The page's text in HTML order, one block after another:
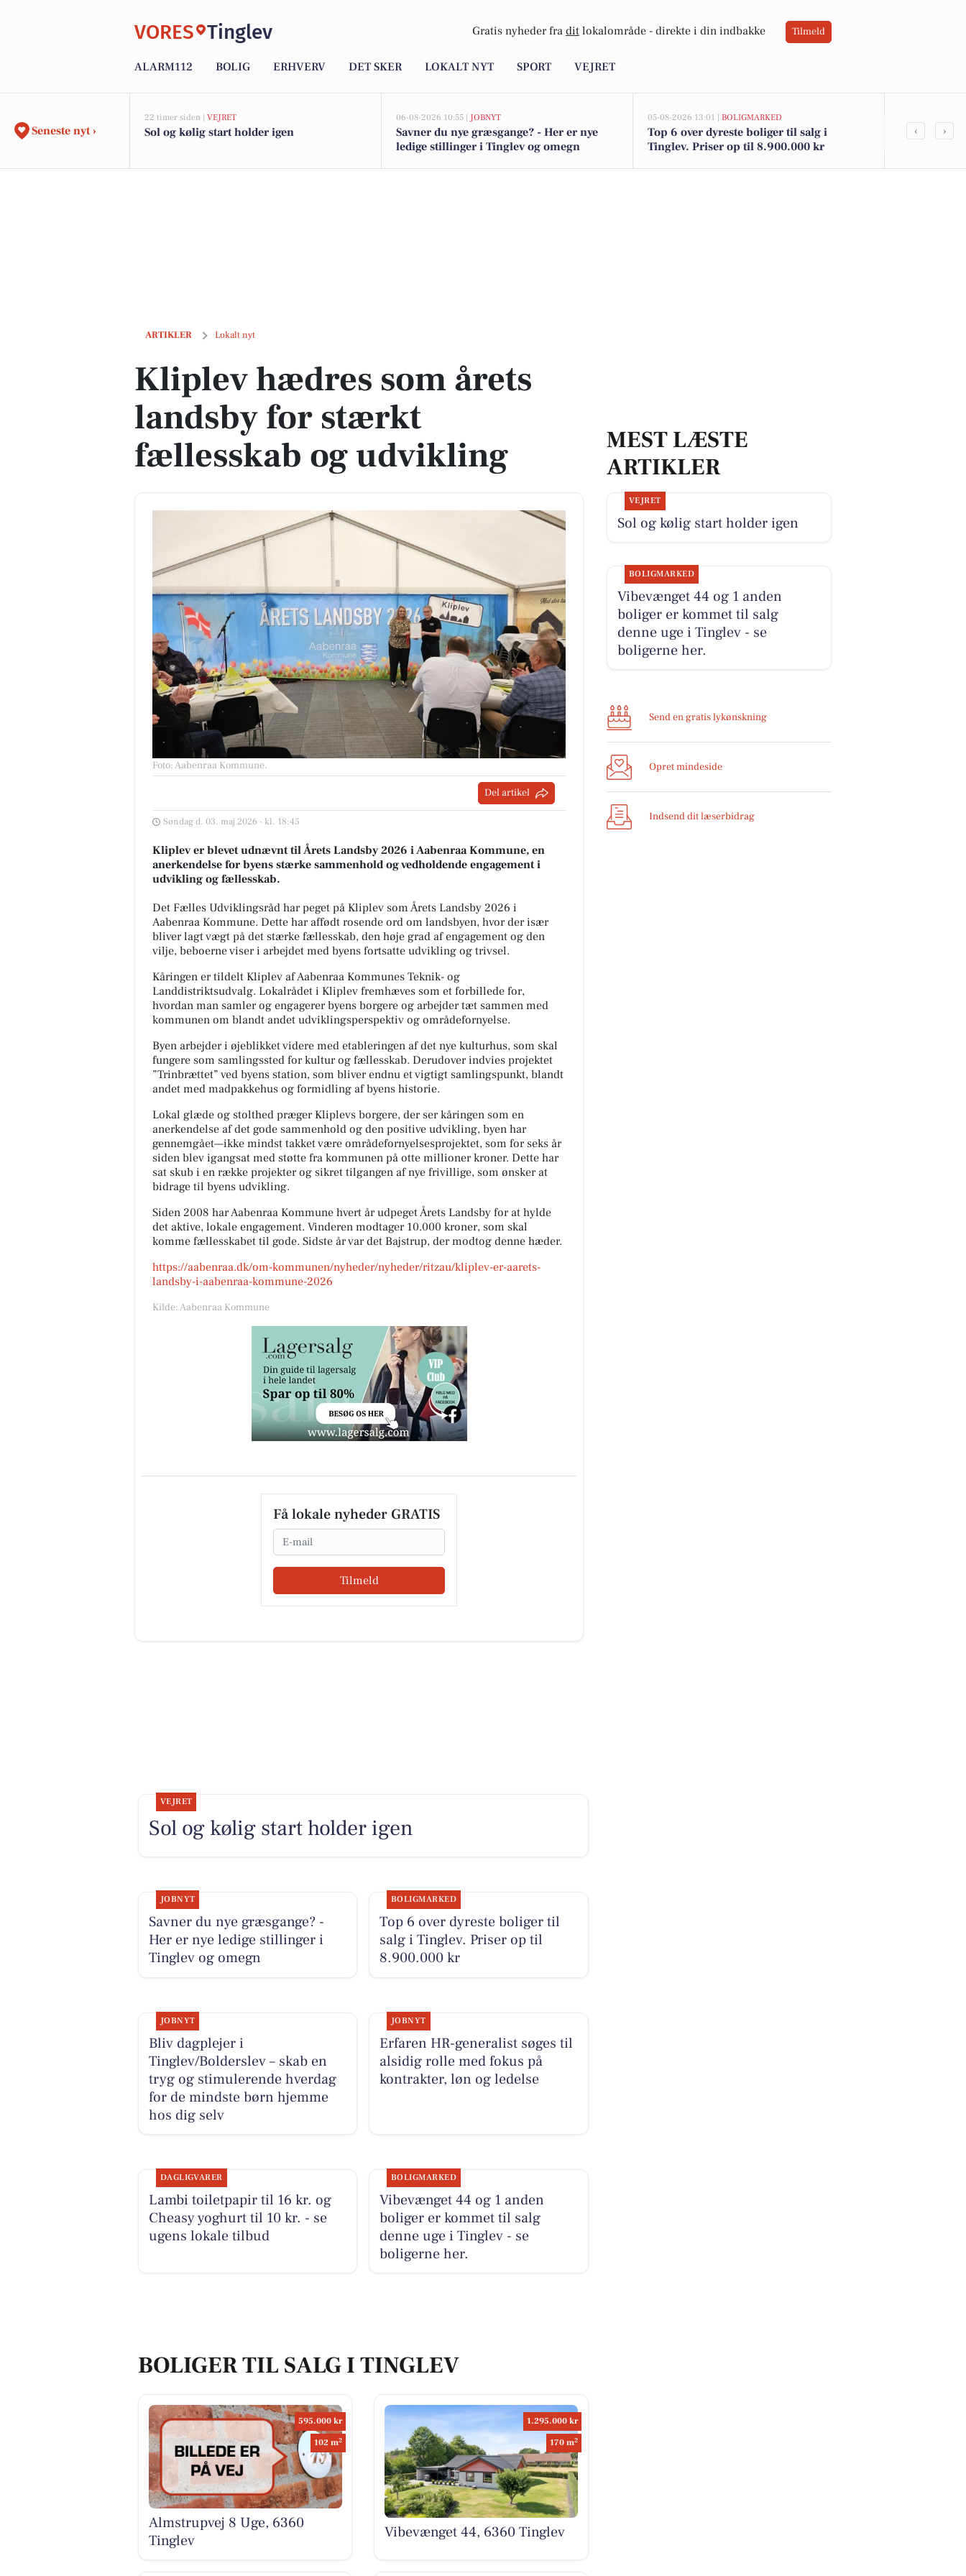
VORES Tinglev Gratis nyheder fra dit lokalområde - direkte i din indbakke Tilmeld
ALARM112 BOLIG ERHVERV DET SKER LOKALT NYT SPORT VEJRET
Seneste nyt ›
22 timer siden | VEJRET
Sol og kølig start holder igen
06-08-2026 10:55 | JOBNYT
Savner du nye græsgange? - Her er nye
ledige stillinger i Tinglev og omegn
05-08-2026 13:01 | BOLIGMARKED
Top 6 over dyreste boliger til salg i
Tinglev. Priser op til 8.900.000 kr
Bliv
‹ ›
ARTIKLER Lokalt nyt
Kliplev hædres som årets landsby for stærkt fællesskab og udvikling
Kliplev hædres som årets
landsby for stærkt
fællesskab og udvikling
Foto: Aabenraa Kommune.
Del artikel
Søndag d. 03. maj 2026 - kl. 18:45
Kliplev er blevet udnævnt til Årets Landsby 2026 i Aabenraa Kommune, en
anerkendelse for byens stærke sammenhold og vedholdende engagement i
udvikling og fællesskab.
Det Fælles Udviklingsråd har peget på Kliplev som Årets Landsby 2026 i
Aabenraa Kommune. Dette har affødt rosende ord om landsbyen, hvor der især
bliver lagt vægt på det stærke fællesskab, den høje grad af engagement og den
vilje, beboerne viser i arbejdet med byens fortsatte udvikling og trivsel.
Kåringen er tildelt Kliplev af Aabenraa Kommunes Teknik- og
Landdistriktsudvalg. Lokalrådet i Kliplev fremhæves som et forbillede for,
hvordan man samler og engagerer byens borgere og arbejder tæt sammen med
kommunen om blandt andet udviklingsperspektiv og områdefornyelse.
Byen arbejder i øjeblikket videre med etableringen af det nye kulturhus, som skal
fungere som samlingssted for kultur og fællesskab. Derudover indvies projektet
”Trinbrættet” ved byens station, som bliver endnu et vigtigt samlingspunkt, blandt
andet med madpakkehus og formidling af byens historie.
Lokal glæde og stolthed præger Kliplevs borgere, der ser kåringen som en
anerkendelse af det gode sammenhold og den positive udvikling, byen har
gennemgået—ikke mindst takket være områdefornyelsesprojektet, som for seks år
siden blev igangsat med støtte fra kommunen på otte millioner kroner. Dette har
sat skub i en række projekter og sikret tilgangen af nye frivillige, som ønsker at
bidrage til byens udvikling.
Siden 2008 har Aabenraa Kommune hvert år udpeget Årets Landsby for at hylde
det aktive, lokale engagement. Vinderen modtager 10.000 kroner, som skal
komme fællesskabet til gode. Sidste år var det Bajstrup, der modtog denne hæder.
https://aabenraa.dk/om-kommunen/nyheder/nyheder/ritzau/kliplev-er-aarets-
landsby-i-aabenraa-kommune-2026
Kilde: Aabenraa Kommune
Få lokale nyheder GRATIS
Email
Tilmeld
MEST LÆSTE
ARTIKLER
VEJRET
Sol og kølig start holder igen
BOLIGMARKED
Vibevænget 44 og 1 anden
boliger er kommet til salg
denne uge i Tinglev - se
boligerne her.
Send en gratis lykønskning
Opret mindeside
Indsend dit læserbidrag
VEJRET
Sol og kølig start holder igen
JOBNYT
Savner du nye græsgange? -
Her er nye ledige stillinger i
Tinglev og omegn
BOLIGMARKED
Top 6 over dyreste boliger til
salg i Tinglev. Priser op til
8.900.000 kr
JOBNYT
Bliv dagplejer i
Tinglev/Bolderslev – skab en
tryg og stimulerende hverdag
for de mindste børn hjemme
hos dig selv
JOBNYT
Erfaren HR-generalist søges til
alsidig rolle med fokus på
kontrakter, løn og ledelse
DAGLIGVARER
Lambi toiletpapir til 16 kr. og
Cheasy yoghurt til 10 kr. - se
ugens lokale tilbud
BOLIGMARKED
Vibevænget 44 og 1 anden
boliger er kommet til salg
denne uge i Tinglev - se
boligerne her.
BOLIGER TIL SALG I TINGLEV
595.000 kr
102 m2
Almstrupvej 8 Uge, 6360
Tinglev
1.295.000 kr
170 m2
Vibevænget 44, 6360 Tinglev